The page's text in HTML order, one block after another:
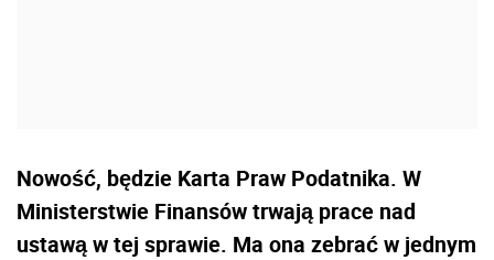
Nowość, będzie Karta Praw Podatnika. W
Ministerstwie Finansów trwają prace nad
ustawą w tej sprawie. Ma ona zebrać w jednym